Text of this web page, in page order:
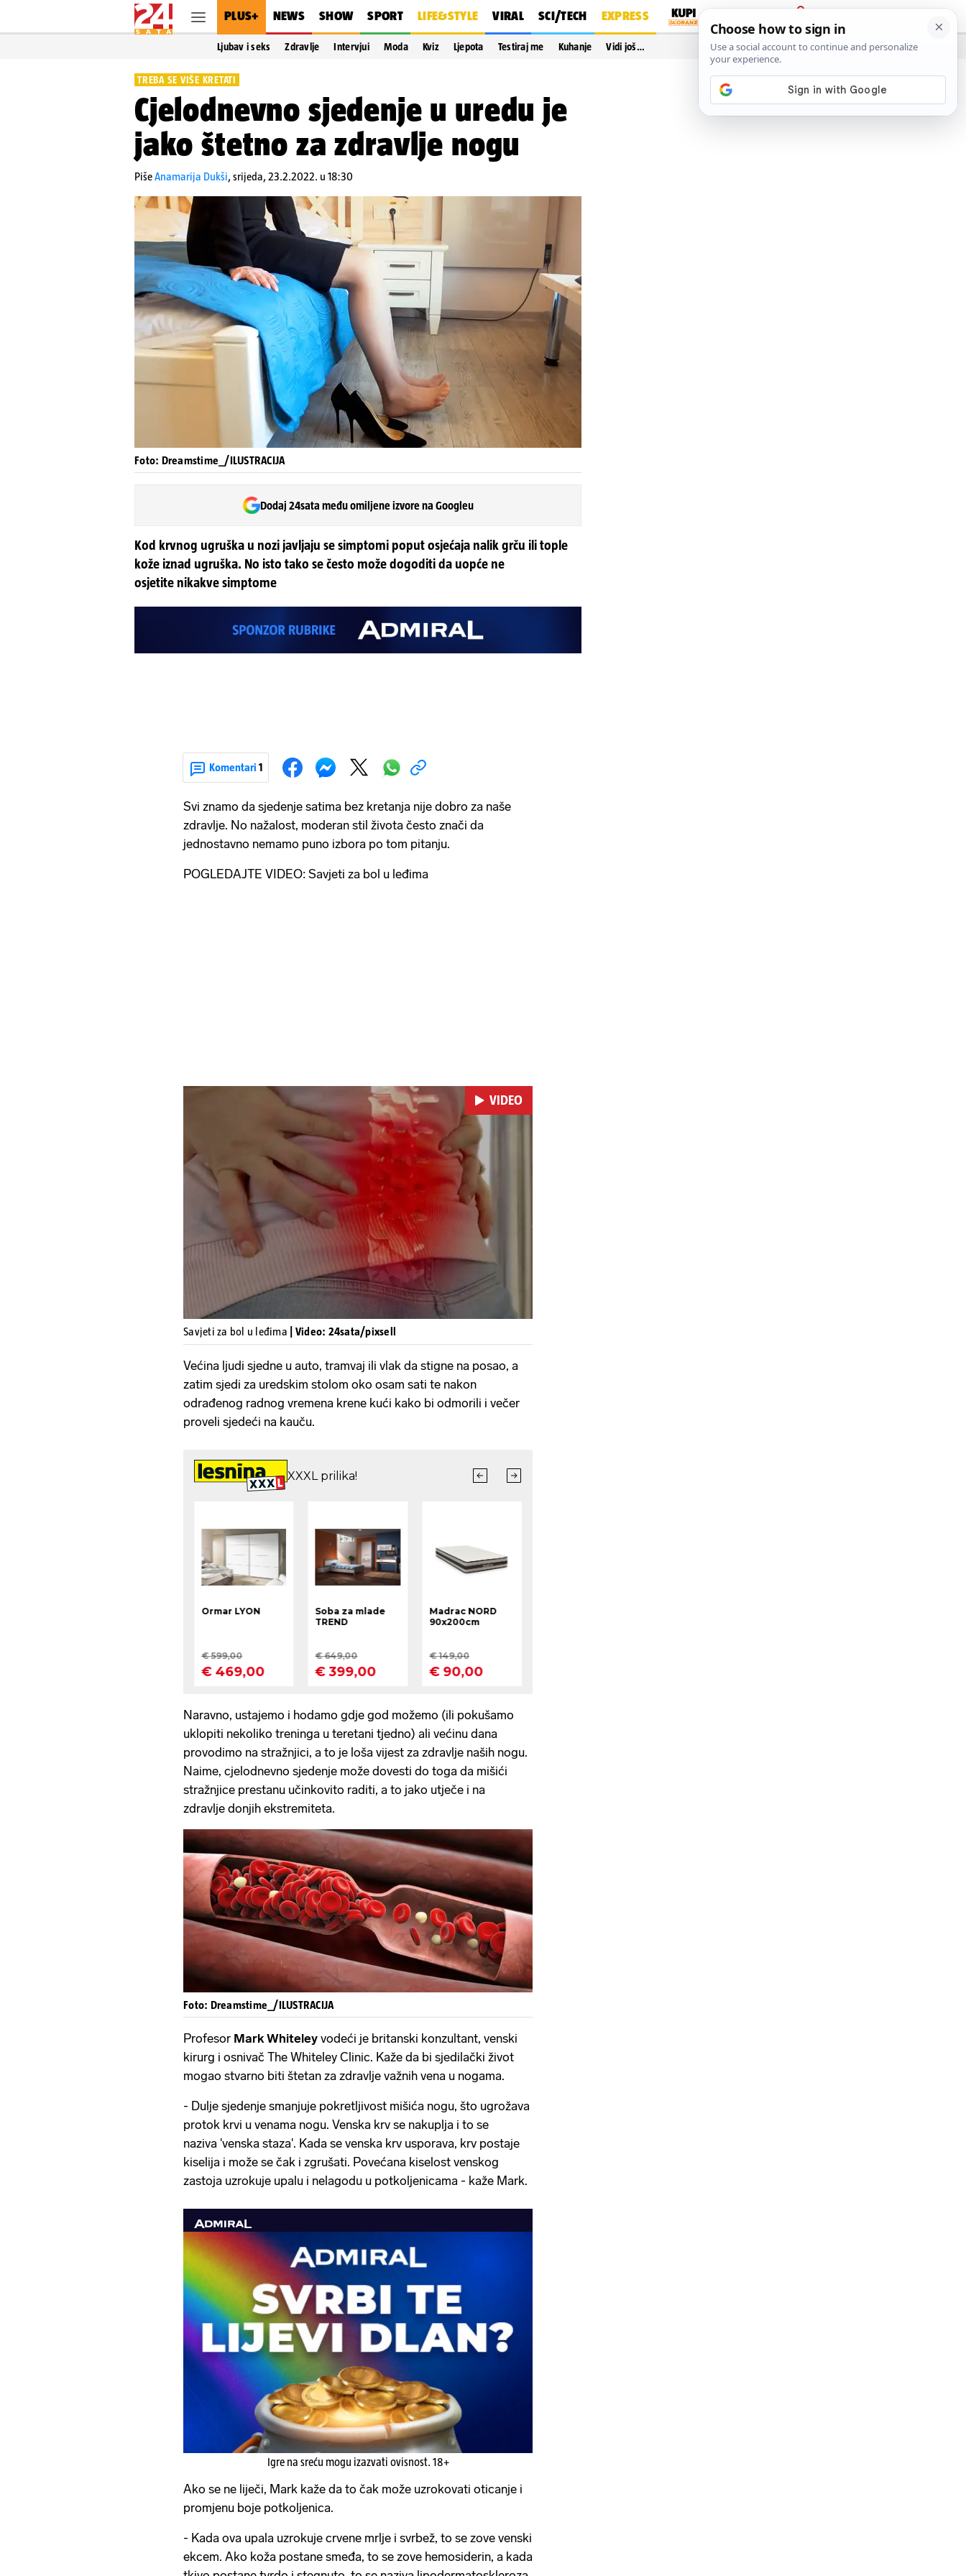
PLUS+ NEWS SHOW SPORT LIFE&STYLE VIRAL SCI/TECH EXPRESS
PRIJAVA
Ljubav i seks Zdravlje Intervjui Moda Kviz Ljepota Testiraj me Kuhanje Vidi još…
TREBA SE VIŠE KRETATI
Cjelodnevno sjedenje u uredu je
jako štetno za zdravlje nogu
PišeAnamarija Dukši,srijeda, 23.2.2022. u 18:30
Foto: Dreamstime_/ILUSTRACIJA
Dodaj 24sata među omiljene izvore na Googleu
Kod krvnog ugruška u nozi javljaju se simptomi poput osjećaja nalik grču ili tople
kože iznad ugruška. No isto tako se često može dogoditi da uopće ne
osjetite nikakve simptome
Komentari 1
Svi znamo da sjedenje satima bez kretanja nije dobro za naše
zdravlje. No nažalost, moderan stil života često znači da
jednostavno nemamo puno izbora po tom pitanju.
POGLEDAJTE VIDEO: Savjeti za bol u leđima
Pokretanje videa...
VIDEO
Savjeti za bol u leđima | Video: 24sata/pixsell
Većina ljudi sjedne u auto, tramvaj ili vlak da stigne na posao, a
zatim sjedi za uredskim stolom oko osam sati te nakon
odrađenog radnog vremena krene kući kako bi odmorili i večer
proveli sjedeći na kauču.
Naravno, ustajemo i hodamo gdje god možemo (ili pokušamo
uklopiti nekoliko treninga u teretani tjedno) ali većinu dana
provodimo na stražnjici, a to je loša vijest za zdravlje naših nogu.
Naime, cjelodnevno sjedenje može dovesti do toga da mišići
stražnjice prestanu učinkovito raditi, a to jako utječe i na
zdravlje donjih ekstremiteta.
Foto: Dreamstime_/ILUSTRACIJA
Profesor Mark Whiteley vodeći je britanski konzultant, venski
kirurg i osnivač The Whiteley Clinic. Kaže da bi sjedilački život
mogao stvarno biti štetan za zdravlje važnih vena u nogama.
- Dulje sjedenje smanjuje pokretljivost mišića nogu, što ugrožava
protok krvi u venama nogu. Venska krv se nakuplja i to se
naziva 'venska staza'. Kada se venska krv usporava, krv postaje
kiselija i može se čak i zgrušati. Povećana kiselost venskog
zastoja uzrokuje upalu i nelagodu u potkoljenicama - kaže Mark.
Igre na sreću mogu izazvati ovisnost. 18+
Ako se ne liječi, Mark kaže da to čak može uzrokovati oticanje i
promjenu boje potkoljenica.
- Kada ova upala uzrokuje crvene mrlje i svrbež, to se zove venski
ekcem. Ako koža postane smeđa, to se zove hemosiderin, a kada